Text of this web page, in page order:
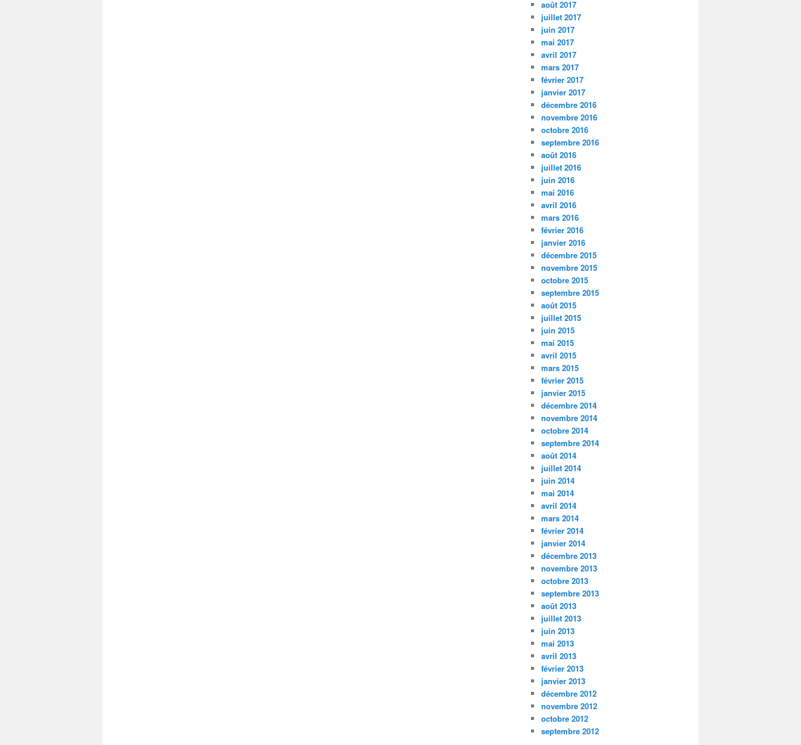
août 2017
juillet 2017
juin 2017
mai 2017
avril 2017
mars 2017
février 2017
janvier 2017
décembre 2016
novembre 2016
octobre 2016
septembre 2016
août 2016
juillet 2016
juin 2016
mai 2016
avril 2016
mars 2016
février 2016
janvier 2016
décembre 2015
novembre 2015
octobre 2015
septembre 2015
août 2015
juillet 2015
juin 2015
mai 2015
avril 2015
mars 2015
février 2015
janvier 2015
décembre 2014
novembre 2014
octobre 2014
septembre 2014
août 2014
juillet 2014
juin 2014
mai 2014
avril 2014
mars 2014
février 2014
janvier 2014
décembre 2013
novembre 2013
octobre 2013
septembre 2013
août 2013
juillet 2013
juin 2013
mai 2013
avril 2013
février 2013
janvier 2013
décembre 2012
novembre 2012
octobre 2012
septembre 2012